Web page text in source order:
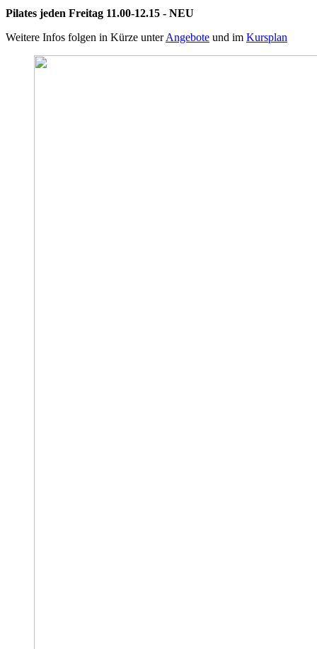
Pilates jeden Freitag 11.00-12.15 - NEU
Weitere Infos folgen in Kürze unterAngebote und im Kursplan